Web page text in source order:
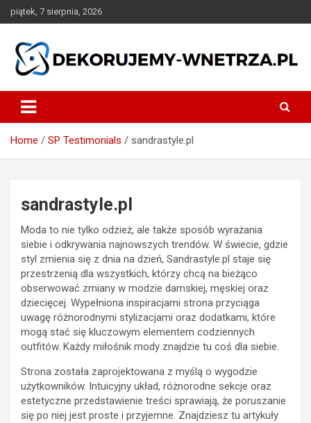
Skip
to
piątek, 7 sierpnia, 2026
dekorujemy-wnetrza.pl
Home SP Testimonials sandrastyle.pl
sandrastyle.pl
Moda to nie tylko odzież, ale także sposób wyrażania
siebie i odkrywania najnowszych trendów. W świecie, gdzie
styl zmienia się z dnia na dzień, Sandrastyle.pl staje się
przestrzenią dla wszystkich, którzy chcą na bieżąco
obserwować zmiany w modzie damskiej, męskiej oraz
dziecięcej. Wypełniona inspiracjami strona przyciąga
uwagę różnorodnymi stylizacjami oraz dodatkami, które
mogą stać się kluczowym elementem codziennych
outfitów. Każdy miłośnik mody znajdzie tu coś dla siebie.
Strona została zaprojektowana z myślą o wygodzie
użytkowników. Intuicyjny układ, różnorodne sekcje oraz
estetyczne przedstawienie treści sprawiają, że poruszanie
się po niej jest proste i przyjemne. Znajdziesz tu artykuły